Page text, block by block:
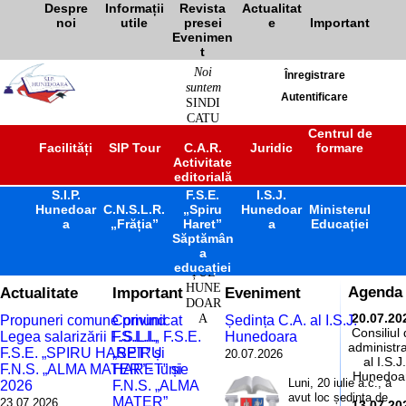
Despre
noi
Informații
utile
Revista
presei
Actualitat
e
Important
Evenimen
t
Înregistrare
Autentificare
Noi
suntem
SINDI
CATU
ÎNVĂ
ȚĂM
ÂNT
PREU
NIVE
RSITA
R
JUDE
ȚUL
HUNE
DOAR
A
Facilități SIP Tour C.A.R. Juridic
Centrul de
formare
Activitate
editorială
S.I.P.
Hunedoar
a
C.N.S.L.R.
„Frăția”
F.S.E.
„Spiru
Haret”
I.S.J.
Hunedoar
a
Ministerul
Educației
Săptămân
a
educației
Agenda
Consiliul
al I.S.J.
Actualitate
Propuneri comune privind
Legea salarizării F.S.L.I.,
F.S.E. „SPIRU HARET” și
F.N.S. „ALMA MATER” - iunie
2026
23.07.2026
Important
Comunicat
F.S.L.I., F.S.E.
„SPIRU
HARET” și
F.N.S. „ALMA
MATER”
Eveniment
Ședința C.A. al I.S.J.
Hunedoara
20.07.2026
Luni, 20 iulie a.c., a
avut loc ședința de